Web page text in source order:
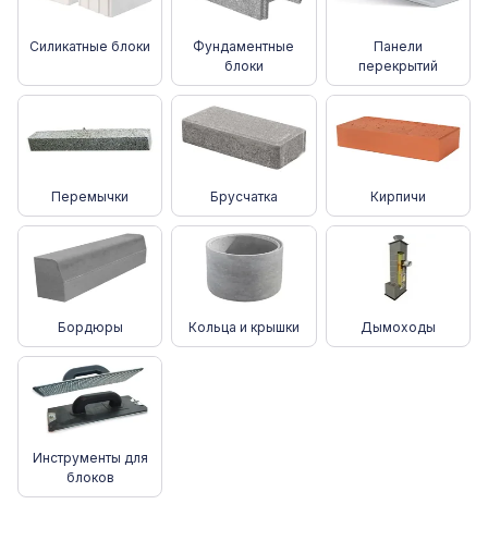
Силикатные блоки
Фундаментные
блоки
Панели
перекрытий
Перемычки Брусчатка Кирпичи
Бордюры Кольца и крышки Дымоходы
Инструменты для
блоков